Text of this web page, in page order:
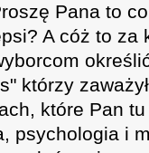
Pana to
A cóż to za
którzy
które Pan
psychologia i